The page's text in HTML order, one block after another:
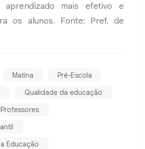
aprendizado mais efetivo e
os alunos. Fonte: Pref. de
Matina
Pré-Escola
Qualidade da educação
Educação